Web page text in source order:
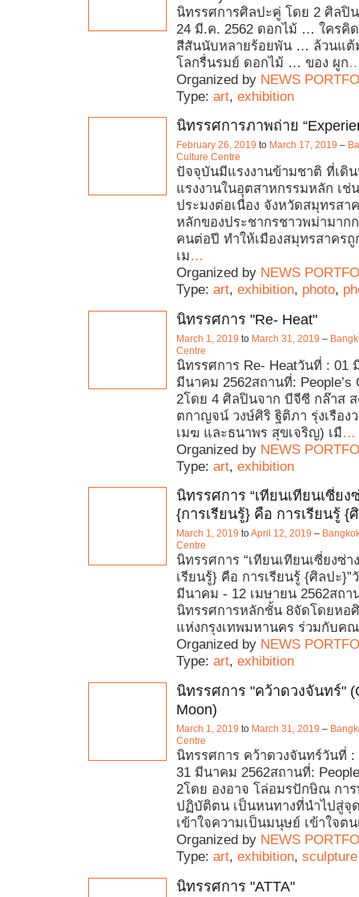
นิทรรศการศิลปะคู่ โดย 2 ศิลปิ
24 มี.ค. 2562 ดอกไม้ … ใครคิ
สีสันนับหลายร้อยพัน … ล้วนแต้
โลกรื่นรมย์ ดอกไม้ … ของ ผูก
Organized by NEWS
Type: art, exhibition
นิทรรศการภาพถ่าย
February 26, 2019 to March 17, 2019 –
Culture Centre
ปัจจุบันมีแรงงานข้ามชาติ ที่เดิ
แรงงานในอุตสาหกรรมหลัก เช่
ประมงต่อเนื่อง จังหวัดสมุทรสา
หลักของประชากรชาวพม่ามาก
คนต่อปี ทำให้เมืองสมุทรสาคร
เม…
Organized by NEWS
Type: art, exhibition, photo,
นิทรรศการ "Re- Heat"
March 1, 2019 to March 31, 2019 –
Centre
นิทรรศการ Re- Heatวันที่ : 01
มีนาคม 2562สถานที่: People’s
2โดย 4 ศิลปินจาก บีจีซี กล๊าส
ตกาญจน์ วงษ์ศิริ ฐิติภา รุ่งเรือง
เมฆ และธนาพร สุขเจริญ) เมื…
Organized by NEWS
Type: art, exhibition
นิทรรศการ “เทียนเทียนเซี่ยง
{การเรียนรู้} คือ การเรียนรู้ {
March 1, 2019 toApril 12, 2019 –
Centre
นิทรรศการ “เทียนเทียนเซี่ยงซ่
เรียนรู้} คือ การเรียนรู้ {ศิลปะ}”
มีนาคม - 12 เมษายน 2562สถา
นิทรรศการหลักชั้น 8จัดโดยหอ
แห่งกรุงเทพมหานคร ร่วมกับค
Organized by NEWS
Type: art, exhibition
นิทรรศการ "คว้าดวงจันทร์"
Moon)
March 1, 2019 to March 31, 2019 –
Centre
นิทรรศการ คว้าดวงจันทร์วันที่
31 มีนาคม 2562สถานที่:
2โดย องอาจ โล่อมรปักษิณ กา
ปฏิบัติตน เป็นหนทางที่นำไปสู่จุ
เข้าใจความเป็นมนุษย์ เข้าใจตน
Organized by NEWS
Type: art, exhibition, sculpture
นิทรรศการ "ATTA"